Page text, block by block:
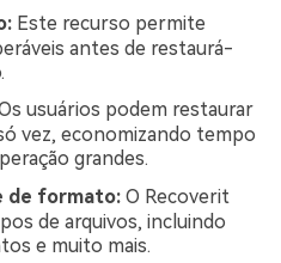
Este recurso permite
antes de restaurá-
usuários podem restaurar
vez, economizando tempo
grandes.
de formato: O Recoverit
de arquivos, incluindo
e muito mais.